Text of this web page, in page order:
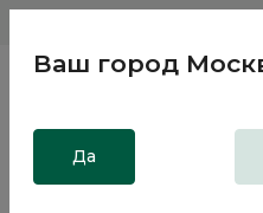
Главная
Двуспальная кровать с
Ваш город
Да